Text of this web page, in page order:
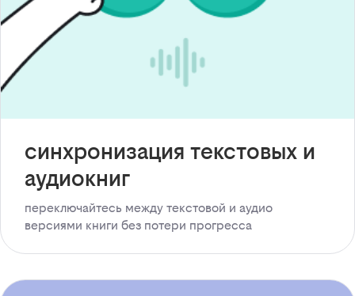
синхронизация текстовых и
аудиокниг
переключайтесь между текстовой и аудио
версиями книги без потери прогресса